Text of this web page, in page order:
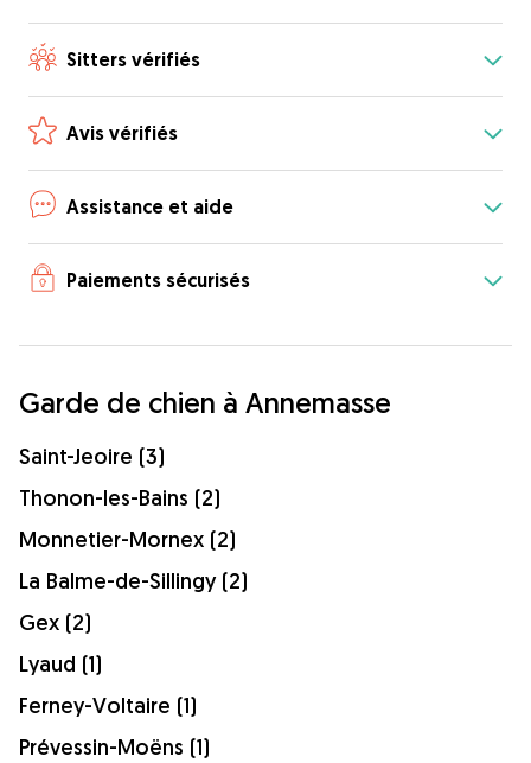
Sitters vérifiés
Avis vérifiés
Assistance et aide
Paiements sécurisés
Garde de chien à Annemasse
Saint-Jeoire (3)
Thonon-les-Bains (2)
Monnetier-Mornex (2)
La Balme-de-Sillingy (2)
Gex (2)
Lyaud (1)
Ferney-Voltaire (1)
Prévessin-Moëns (1)